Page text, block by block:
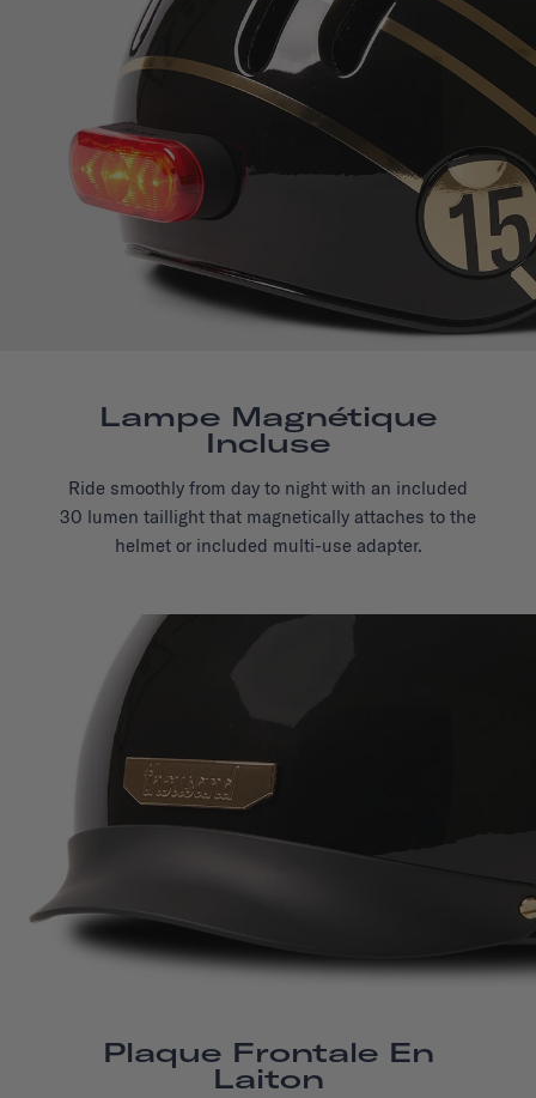
Lampe Magnétique
Incluse
Ride smoothly from day to night with an included
30 lumen taillight that magnetically attaches to the
helmet or included multi-use adapter.
Plaque Frontale En
Laiton